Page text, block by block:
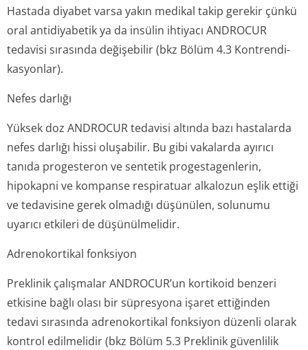
Hastada diyabet varsa yakın medikal takip gerekir çünkü
oral antidiyabetik ya da insülin ihtiyacı ANDROCUR
tedavisi sırasında değişebilir (bkz Bölüm 4.3 Kontrendi­
kasyonlar).
Nefes darlığı
Yüksek doz ANDROCUR tedavisi altında bazı hastalarda
nefes darlığı hissi oluşabilir. Bu gibi vakalarda ayırıcı
tanıda progesteron ve sentetik progestagenlerin,
hipokapni ve kompanse respiratuar alkalozun eşlik ettiği
ve tedavisine gerek olmadığı düşünülen, solunumu
uyarıcı etkileri de düşünülmelidir.
Adrenokortikal fonksiyon
Preklinik çalışmalar ANDROCUR’un kortikoid benzeri
etkisine bağlı olası bir süpresyona işaret ettiğinden
tedavi sırasında adrenokortikal fonksiyon düzenli olarak
kontrol edilmelidir (bkz Bölüm 5.3 Preklinik güvenlilik